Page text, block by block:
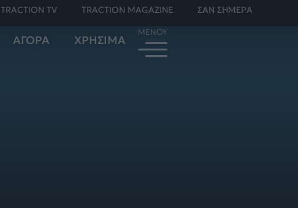
TRACTION TV TRACTION MAGAZINE ΣΑΝ ΣΗΜΕΡΑ
ΑΓΟΡΑ ΧΡΗΣΙΜΑ